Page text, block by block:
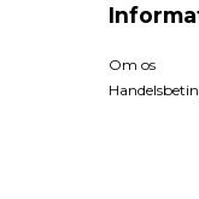
Om os